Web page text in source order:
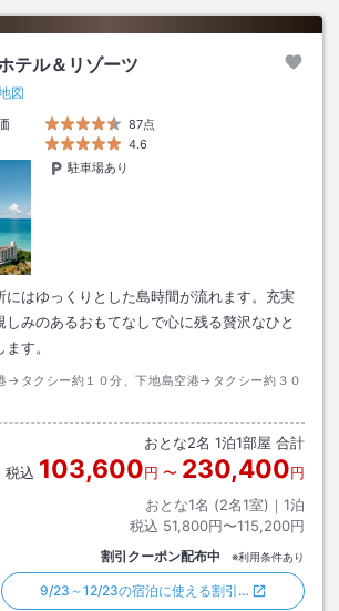
テル＆リゾーツ
図
87点
4.6
駐車場あり
にはゆっくりとした島時間が流れます。充実
しみのあるおもてなしで心に残る贅沢なひと
す。
→タクシー約１０分、下地島空港→タクシー約３０
おとな2名 1泊1部屋 合計
税込 103,600円 〜 230,400円
おとな1名 (2名1室)｜ 1泊
税込 51,800円〜115,200円
割引クーポン配布中 ※利用条件あり
9/23～12/23の宿泊に使える割引…